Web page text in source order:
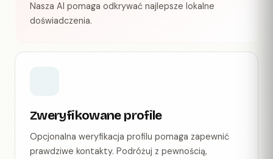
Nasza AI pomaga odkrywać najlepsze lokalne
doświadczenia.
Zweryfikowane profile
Opcjonalna weryfikacja profilu pomaga zapewnić
prawdziwe kontakty. Podróżuj z pewnością,